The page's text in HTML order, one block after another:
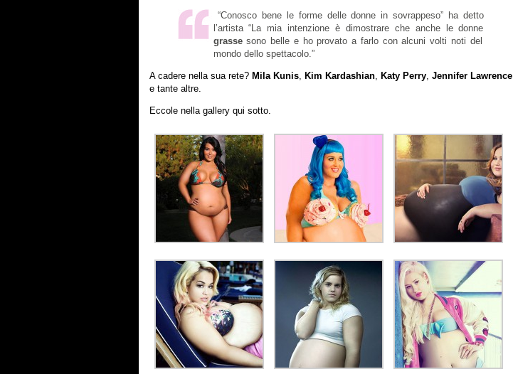
“Conosco bene le forme delle donne in sovrappeso” ha detto
l’artista “La mia intenzione è dimostrare che anche le donne
grassesono belle e ho provato a farlo con alcuni volti noti del
mondo dello spettacolo.”
A cadere nella sua rete? Mila Kunis, Kim Kardashian, Katy Perry, Jennifer Lawrence
e tante altre.
Eccole nella gallery qui sotto.